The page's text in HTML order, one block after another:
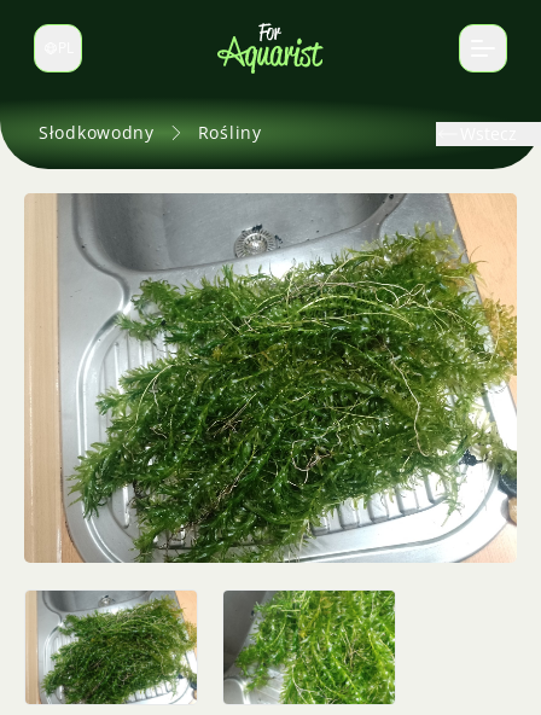
Zmień język
Słodkowodny Rośliny